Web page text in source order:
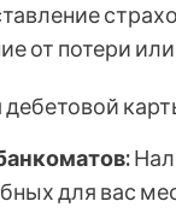
от потери
для вас